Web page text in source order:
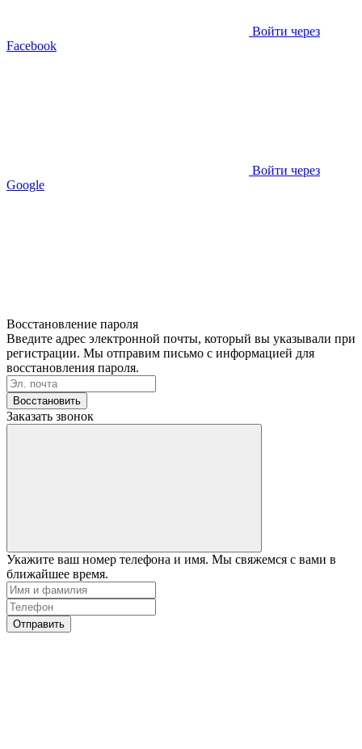
Войти через
Facebook
Войти через
Google
Восстановление пароля
Введите адрес электронной почты, который вы указывали при
регистрации. Мы отправим письмо с информацией для
восстановления пароля.
Восстановить
Заказать звонок
Укажите ваш номер телефона и имя. Мы свяжемся с вами в
ближайшее время.
Отправить